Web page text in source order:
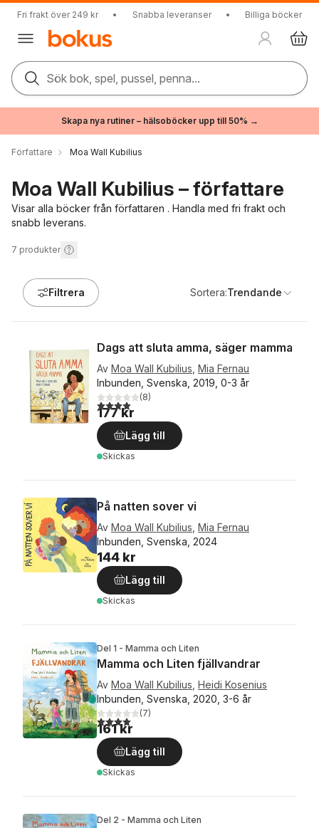
Fri frakt över 249 kr • Snabba leveranser • Billiga böcker
Sök bok, spel, pussel, penna...
Skapa nya rutiner – hälsoböcker upp till 50% →
Författare Moa Wall Kubilius
Moa Wall Kubilius – författare
Visar alla böcker från författaren . Handla med fri frakt och
snabb leverans.
7 produkter
Filtrera Sortera:Trendande
Dags att sluta amma, säger mamma
Av Moa Wall Kubilius Mia Fernau
Inbunden, Svenska, 2019, 0-3 år
4,0utav 5 stjärnor. Totalt antal röster:
(8)
177 kr
Lägg till
Skickas
På natten sover vi
Av Moa Wall Kubilius Mia Fernau
Inbunden, Svenska, 2024
144 kr
Lägg till
Skickas
Del 1 - Mamma och Liten
Mamma och Liten fjällvandrar
Av Moa Wall Kubilius Heidi Kosenius
Inbunden, Svenska, 2020, 3-6 år
4,0utav 5 stjärnor. Totalt antal röster:
(7)
161 kr
Lägg till
Skickas
Del 2 - Mamma och Liten